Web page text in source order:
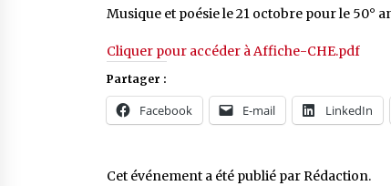
Musique et poésie le 21 octobre pour le 50°
Cliquer pour accéder à Affiche-CHE.pdf
Partager :
Facebook E-mail LinkedIn
Cet événement a été publié parRédaction.